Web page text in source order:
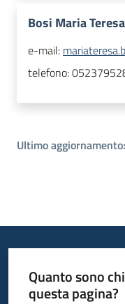
Bosi Maria Teresa
e-mail:
telefono:
Ultimo aggiornamento:
Quanto sono
questa pagina?